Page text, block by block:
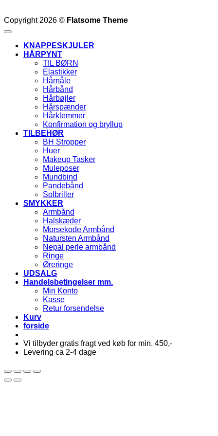
Copyright 2026 © Flatsome Theme
KNAPPESKJULER
HÅRPYNT
TIL BØRN
Elastikker
Hårnåle
Hårbånd
Hårbøjler
Hårspænder
Hårklemmer
Konfirmation og bryllup
TILBEHØR
BH Stropper
Huer
Makeup Tasker
Muleposer
Mundbind
Pandebånd
Solbriller
SMYKKER
Armbånd
Halskæder
Morsekode Armbånd
Natursten Armbånd
Nepal perle armbånd
Ringe
Øreringe
UDSALG
Handelsbetingelser mm.
Min Konto
Kasse
Retur forsendelse
Kurv
forside
Vi tilbyder gratis fragt ved køb for min. 450,-
Levering ca 2-4 dage